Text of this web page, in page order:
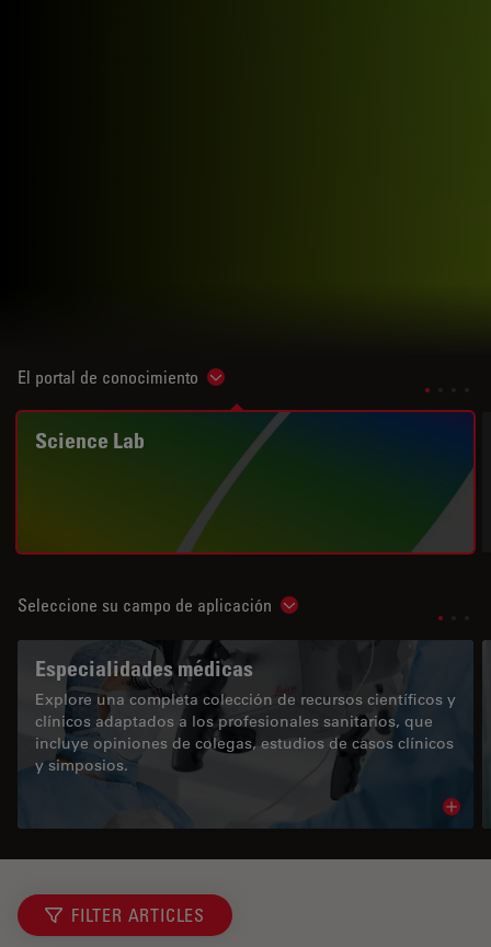
El portal de conocimiento Show subnavigation
Science Lab
Seleccione su campo de aplicación Show subnavigation
Especialidades médicas
Explore una completa colección de recursos científicos y
clínicos adaptados a los profesionales sanitarios, que
incluye opiniones de colegas, estudios de casos clínicos
y simposios.
FILTER ARTICLES